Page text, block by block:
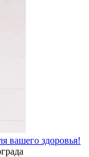
вашего здоровья!